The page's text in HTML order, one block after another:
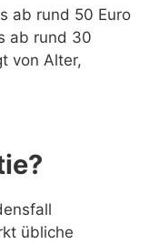
ab rund 50 Euro
ab rund 30
von Alter,
übliche